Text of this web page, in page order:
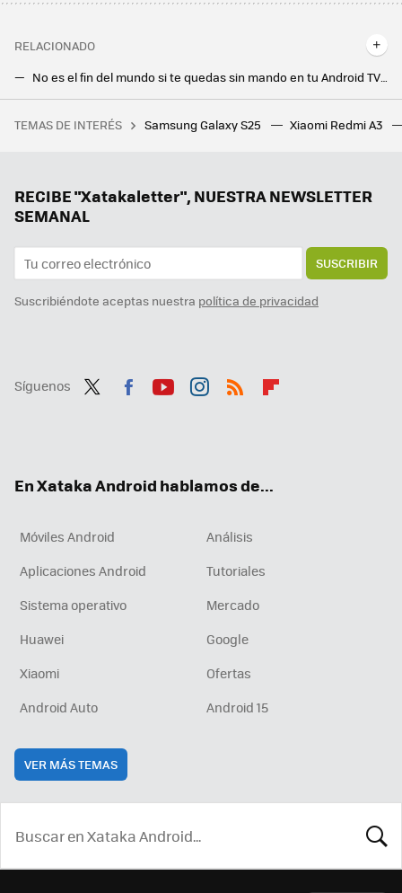
RELACIONADO
No es el fin del mundo si te quedas sin mando en tu Android TV: mis dos trucos salvadores para este problema
La pantalla de tu móvil en la tele gracias al Fire TV: este truco es una maravilla
¿Sabías que existe la estafa del Bizum inverso? Así es cómo te atrapan
TEMAS DE INTERÉS Samsung Galaxy S25 Xiaomi Redmi A3
RECIBE "Xatakaletter", NUESTRA NEWSLETTER
SEMANAL
SUSCRIBIR
Suscribiéndote aceptas nuestra política de privacidad
Síguenos
En Xataka Android hablamos de...
Móviles Android
Análisis
Aplicaciones Android
Tutoriales
Sistema operativo
Mercado
Huawei
Google
Xiaomi
Ofertas
Android Auto
Android 15
VER MÁS TEMAS